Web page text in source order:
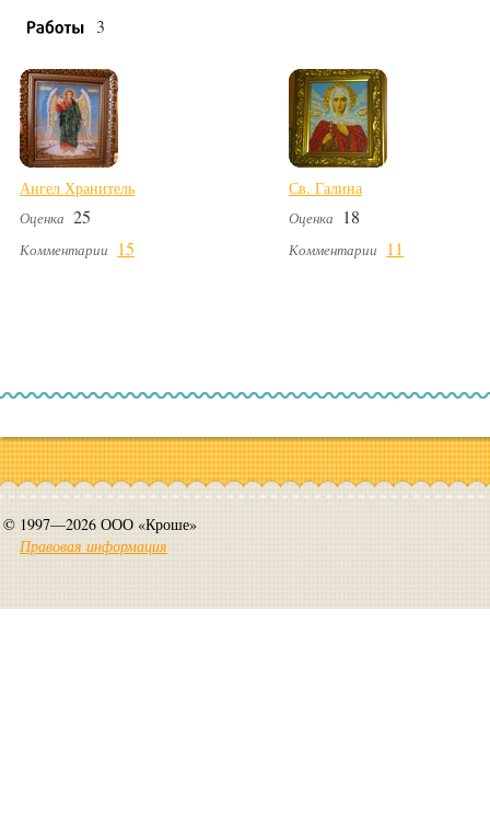
3
Ангел Хранитель
Оценка 25
Комментарии 15
Св. Галина
Оценка 18
Комментарии 11
© 1997—2026 ООО «Кроше»
Правовая информация